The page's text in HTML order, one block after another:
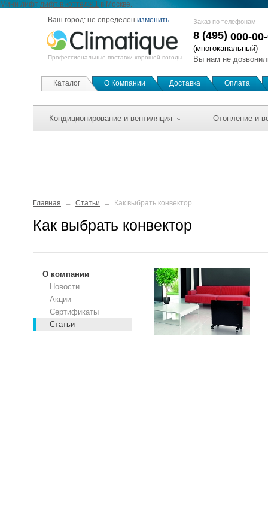
Мини лифт лифт в коттедж 1 в Москве.
Ваш город: не определен изменить
Профессиональные поставки хорошей погоды
Заказ по телефонам
8 (495) 000-
(многоканальный)
Вы нам не
Каталог О Компании Доставка Оплата
Кондиционирование и вентиляция Отопление и
Главная Статьи Как выбрать конвектор
Как выбрать конвектор
О компании
Новости
Акции
Сертификаты
Статьи